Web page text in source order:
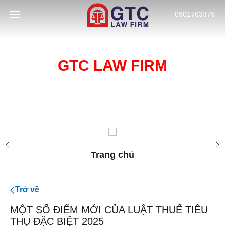
0901763379
GTC LAW FIRM
GTC LAW FIRM
DỊCH VỤ TƯ VẤN LUẬT GTC
CÔNG TY LUẬT HÀNG ĐẦU VỀ
TÀI LIỆU
Trang chủ
Trở về
MỘT SỐ ĐIỂM MỚI CỦA LUẬT THUẾ TIÊU
THỤ ĐẶC BIỆT 2025